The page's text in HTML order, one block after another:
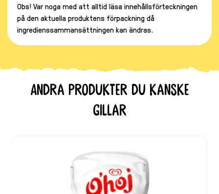
Obs! Var noga med att alltid läsa innehållsförteckningen
på den aktuella produktens förpackning då
ingredienssammansättningen kan ändras.
Andra produkter du kanske
gillar